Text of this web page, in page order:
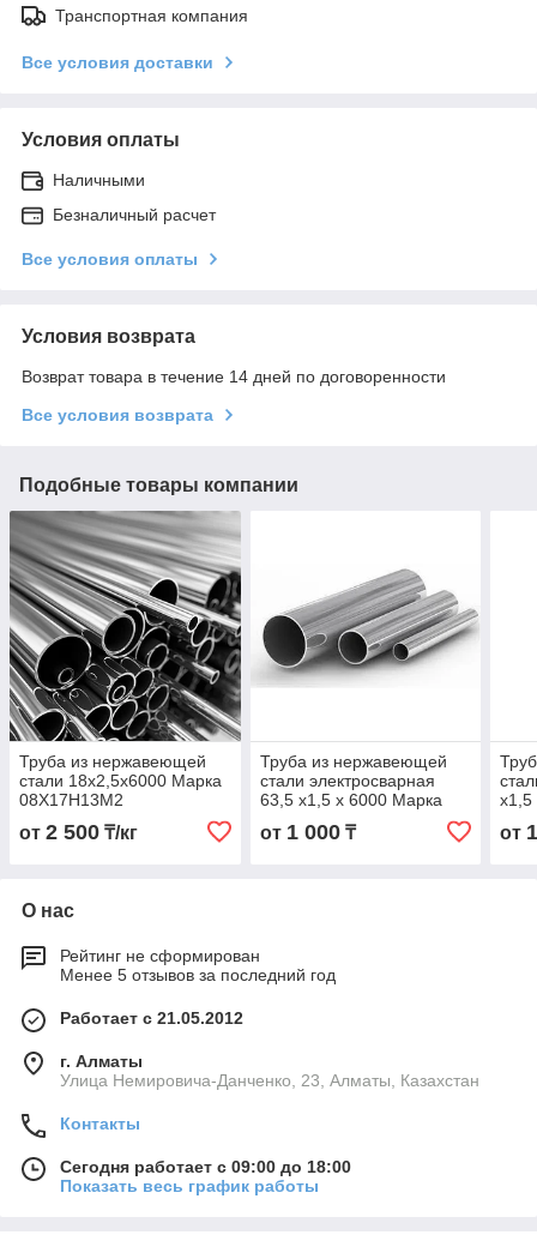
Транспортная компания
Все условия доставки
Условия оплаты
Наличными
Безналичный расчет
Все условия оплаты
Условия возврата
Возврат товара в течение 14 дней по договоренности
Все условия возврата
Подобные товары компании
Труба из нержавеющей
стали 18х2,5х6000 Марка
08Х17Н13М2
от 2 500 ₸/кг
Труба из нержавеющей
стали электросварная
63,5 х1,5 х 6000 Марка
08Х17Н13М2
от 1 000₸ от
О нас
Рейтинг не сформирован
Менее 5 отзывов за последний год
Работает с 21.05.2012
г. Алматы
Улица Немировича-Данченко, 23, Алматы, Казахстан
Контакты
Сегодня работает с 09:00 до 18:00
Показать весь график работы